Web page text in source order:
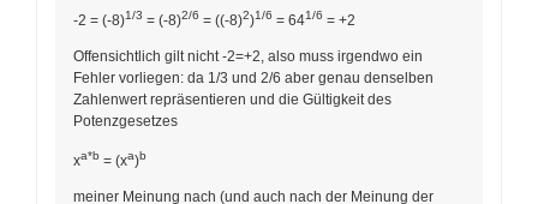
-2 = (-8)1/3 = (-8)2/6 = ((-8)2)1/6 = 641/6 = +2
Offensichtlich gilt nicht -2=+2, also muss irgendwo ein
Fehler vorliegen: da 1/3 und 2/6 aber genau denselben
Zahlenwert repräsentieren und die Gültigkeit des
Potenzgesetzes
xa*b = (xa)b
meiner Meinung nach (und auch nach der Meinung der